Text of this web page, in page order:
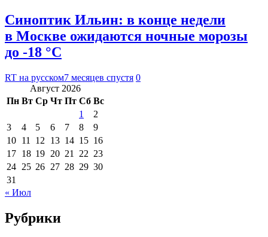
Синоптик Ильин: в конце недели
в Москве ожидаются ночные морозы
до -18 °С
RT на русском7 месяцев спустя 0
Август 2026
Пн Вт Ср Чт Пт Сб Вс
1
2
3
4 5 6 7 8
9
10 11 12 13 14 15 16
17 18 19 20 21 22 23
24 25 26 27 28 29 30
31
« Июл
Рубрики